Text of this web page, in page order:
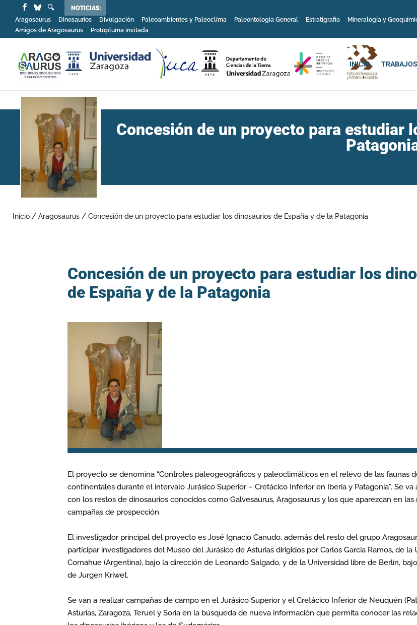
NOTICIAS:
Aragosaurus
Dinosaurios Divulgación Paleoambientes y Paleoclima Paleontología General Estratigrafía Mineralogía y
Amigos de Aragosaurus
Protopluma invitada
INICIO
Concesión de un proyecto para estudiar
Inicio / Aragosaurus / Concesión de un proyecto para estudiar los dinosaurios de España y de la Patagonia
Concesión de un proyecto para estudiar los
de España y de la Patagonia
El proyecto se denomina “Controles paleogeográficos y paleoclimáticos en el relevo de las faunas
continentales durante el intervalo Jurásico Superior – Cretácico Inferior en Iberia y Patagonia”. Se va
con los restos de dinosaurios conocidos como Galvesaurus, Aragosaurus y los que aparezcan en las
campañas de prospección
El investigador principal del proyecto es José Ignacio Canudo, además del resto del grupo
participar investigadores del Museo del Jurásico de Asturias dirigidos por Carlos García Ramos, de la
Comahue (Argentina), bajo la dirección de Leonardo Salgado, y de la Universidad libre de Berlín,
de Jurgen Kriwet.
Se van a realizar campañas de campo en el Jurásico Superior y el Cretácico Inferior de Neuquén
Asturias, Zaragoza, Teruel y Soria en la búsqueda de nueva información que permita conocer las